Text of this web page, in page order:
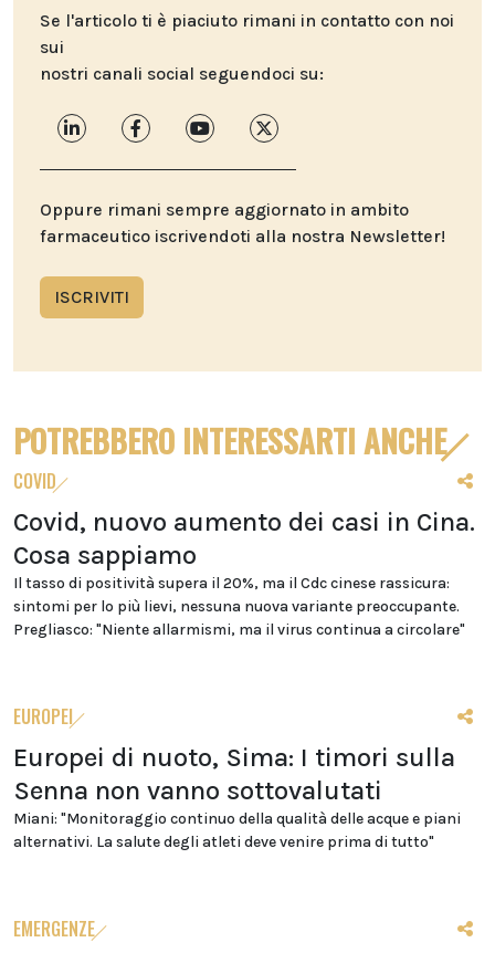
Se l'articolo ti è piaciuto rimani in contatto con noi
sui
nostri canali social seguendoci su:
Oppure rimani sempre aggiornato in ambito
farmaceutico iscrivendoti alla nostra Newsletter!
ISCRIVITI
POTREBBERO INTERESSARTI ANCHE
COVID
Covid, nuovo aumento dei casi in Cina.
Cosa sappiamo
Il tasso di positività supera il 20%, ma il Cdc cinese rassicura:
sintomi per lo più lievi, nessuna nuova variante preoccupante.
Pregliasco: "Niente allarmismi, ma il virus continua a circolare"
EUROPEI
Europei di nuoto, Sima: I timori sulla
Senna non vanno sottovalutati
Miani: "Monitoraggio continuo della qualità delle acque e piani
alternativi. La salute degli atleti deve venire prima di tutto"
EMERGENZE